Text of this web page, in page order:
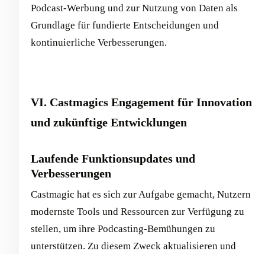
Podcast-Werbung und zur Nutzung von Daten als
Grundlage für fundierte Entscheidungen und
kontinuierliche Verbesserungen.
VI. Castmagics Engagement für Innovation
und zukünftige Entwicklungen
Laufende Funktionsupdates und
Verbesserungen
Castmagic hat es sich zur Aufgabe gemacht, Nutzern
modernste Tools und Ressourcen zur Verfügung zu
stellen, um ihre Podcasting-Bemühungen zu
unterstützen. Zu diesem Zweck aktualisieren und